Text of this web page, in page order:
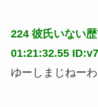
224 彼氏いない
01:21:32.55
ゆーしまじねー